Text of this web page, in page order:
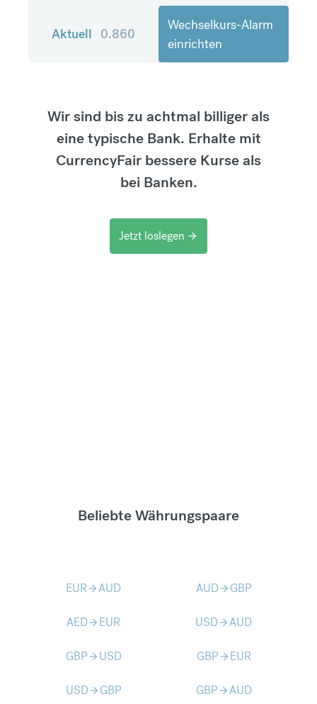
Aktuell 0.860
Wechselkurs-Alarm
einrichten
Wir sind bis zu achtmal billiger als
eine typische Bank. Erhalte mit
CurrencyFair bessere Kurse als
bei Banken.
Jetzt loslegen arrow_forward
Beliebte Währungspaare
EURarrow_forwardAUD AUDarrow_forward GBP
AEDarrow_forward EUR USDarrow_forwardAUD
GBParrow_forward USD GBParrow_forward EUR
USDarrow_forward GBP GBParrow_forwardAUD